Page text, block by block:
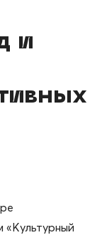
и
«Культурный